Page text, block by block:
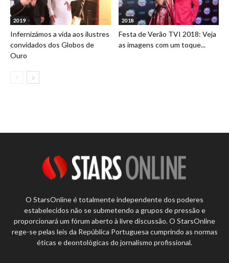
2019
Infernizámos a vida aos ilustres
convidados dos Globos de
Ouro
2018
Festa de Verão TVI 2018: Veja
as imagens com um toque...
O StarsOnline é totalmente independente dos poderes
estabelecidos não se submetendo a grupos de pressão e
proporcionará um fórum aberto à livre discussão. O StarsOnline
rege-se pelas leis da República Portuguesa cumprindo as normas
éticas e deontológicas do jornalismo profissional.